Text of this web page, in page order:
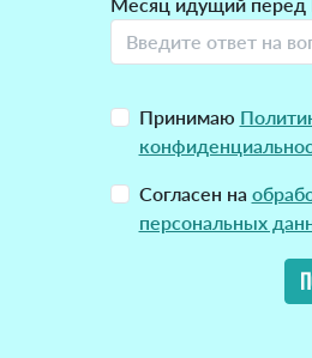
Принимаю
Согласен на
персональных